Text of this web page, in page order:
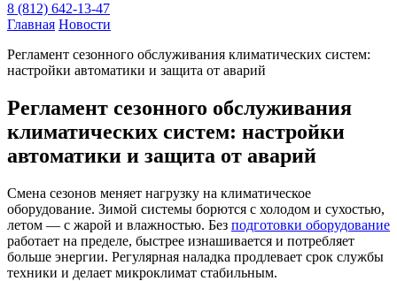
8 (812) 642-13-47
Главная Новости
Регламент сезонного обслуживания климатических систем:
настройки автоматики и защита от аварий
Регламент сезонного обслуживания
климатических систем: настройки
автоматики и защита от аварий
Смена сезонов меняет нагрузку на климатическое
оборудование. Зимой системы борются с холодом и сухостью,
летом — с жарой и влажностью. Без подготовки оборудование
работает на пределе, быстрее изнашивается и потребляет
больше энергии. Регулярная наладка продлевает срок службы
техники и делает микроклимат стабильным.